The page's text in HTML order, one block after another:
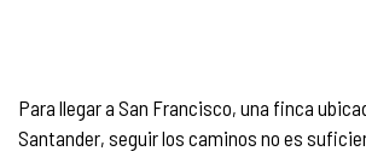
Para llegar a San Francisco, una finca
Santander, seguir los caminos no es